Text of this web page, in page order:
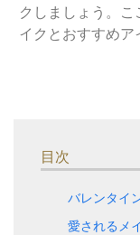
クしましょう。こ
イクとおすすめア
目次
バレンタイ
愛されるメ